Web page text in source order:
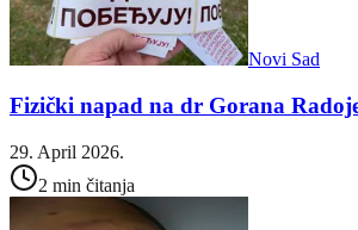
Novi Sad
Fizički napad na dr Gorana
29. April 2026.
2 min čitanja